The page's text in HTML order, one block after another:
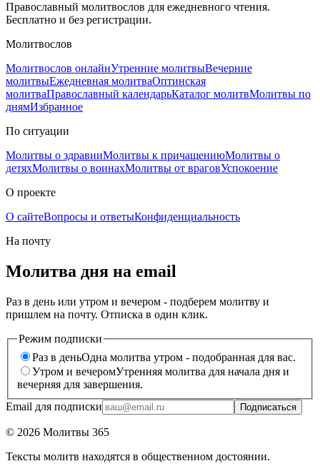
Православный молитвослов для ежедневного чтения.
Бесплатно и без регистрации.
Молитвослов
Молитвослов онлайнУтренние молитвыВечерние
молитвыЕжедневная молитваОптинская
молитваПравославный календарьКаталог молитвМолитвы по
днямИзбранное
По ситуации
Молитвы о здравииМолитвы к причащениюМолитвы о
детяхМолитвы о воинахМолитвы от враговУспокоение
О проекте
О сайтеВопросы и ответыКонфиденциальность
На почту
Молитва дня на email
Раз в день или утром и вечером - подберем молитву и
пришлем на почту. Отписка в один клик.
Режим подписки
Раз в деньОдна молитва утром - подобранная для вас.
Утром и вечеромУтренняя молитва для начала дня и
вечерняя для завершения.
Email для подписки
Подписаться
© 2026 Молитвы 365
Тексты молитв находятся в общественном достоянии.